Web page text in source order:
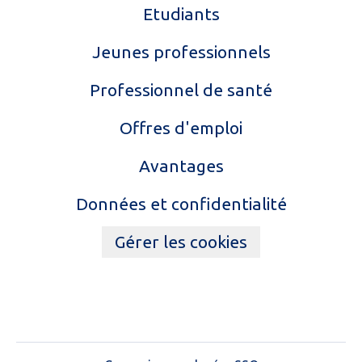
Etudiants
Jeunes professionnels
Professionnel de santé
Offres d'emploi
Avantages
Données et confidentialité
Gérer les cookies